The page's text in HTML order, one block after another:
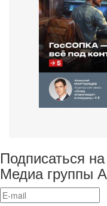
Подписаться
Медиа группы